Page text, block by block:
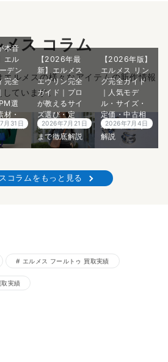
メス コラム
ルメスの様々なアイテムの新作情報
しています。
本音
エル
デン
完全
選
材・
新相
月31日
【2026年最
新】エルメス
エヴリン完全
ガイド｜プロ
が教えるサイ
ズ選び・定
価・入手方法
まで徹底解説
2026年7月21日
【2026年版】
エルメス リン
グ完全ガイド
｜人気モデ
ル・サイズ・
定価・中古相
場までプロが
解説
2026年7月4日
コラムをもっと見る
エルメス フールトゥ 買取実績
取実績